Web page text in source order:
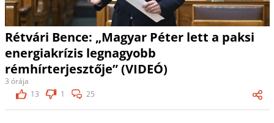
Rétvári Bence: „Magyar Péter lett a paksi
energiakrízis legnagyobb
rémhírterjesztője” (VIDEÓ)
3 órája
13
1 25